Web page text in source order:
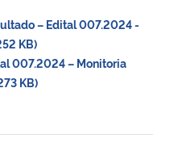
– Edital 007.2024 -
KB)
007.2024 – Monitoria
KB)